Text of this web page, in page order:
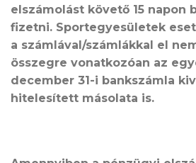
elszámolást követő 15 napon
fizetni. Sportegyesületek
a számlával/számlákkal el
összegre vonatkozóan az
december 31-i bankszámla
hitelesített másolata is.